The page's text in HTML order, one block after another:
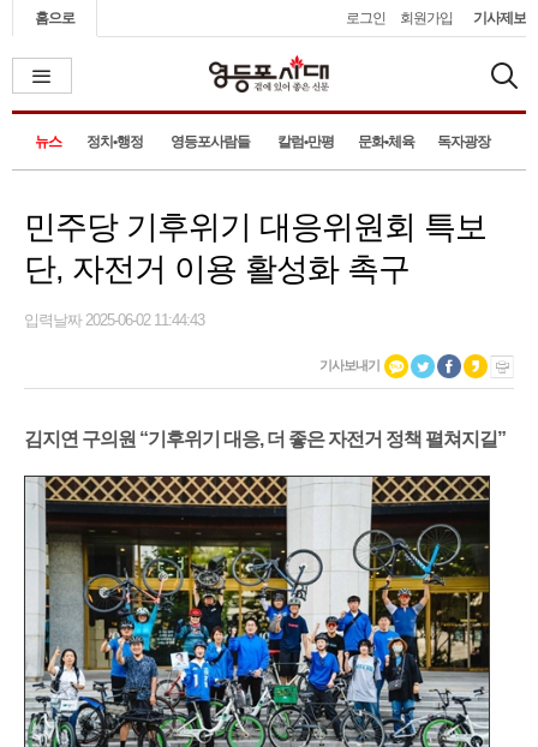
홈으로 로그인 회원가입 기사제보
뉴스 정치•행정 영등포사람들 칼럼•만평 문화•체육 독자광장
민주당 기후위기 대응위원회 특보
단, 자전거 이용 활성화 촉구
입력날짜 2025-06-02 11:44:43
기사보내기
김지연 구의원 “기후위기 대응, 더 좋은 자전거 정책 펼쳐지길”